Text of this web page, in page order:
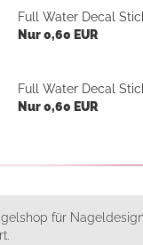
Full Water Decal
Nur 0,60 EUR
Full Water Decal
Nur 0,60 EUR
für